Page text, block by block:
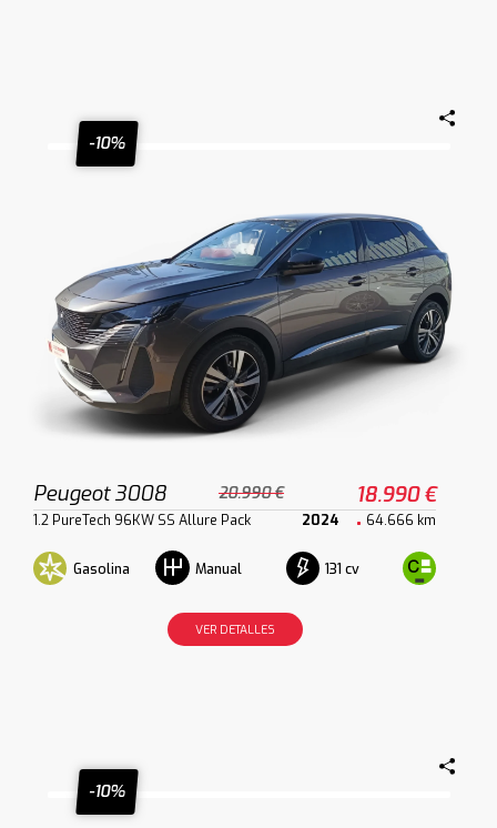
-10%
Peugeot 3008 20.990 € 18.990 €
1.2 PureTech 96KW SS Allure Pack 2024 64.666 km
Gasolina Manual 131 cv
VER DETALLES
-10%